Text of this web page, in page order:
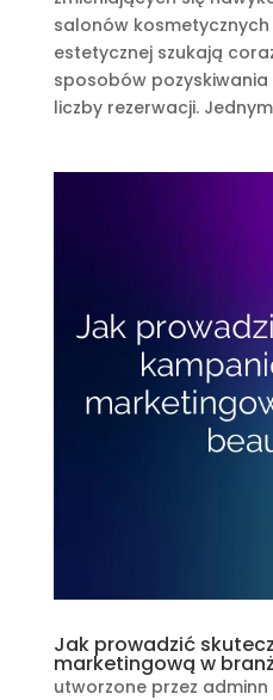
salonów
estetycznej szukają
sposobów pozyskiwania
liczby rezerwacji. Jednym
Jak prowadzić
marketingową w
utworzone przez adminn